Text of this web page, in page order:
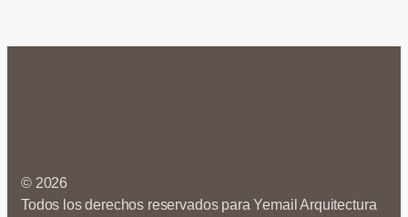
© 2026
Todos los derechos reservados para Yemail Arquitectura